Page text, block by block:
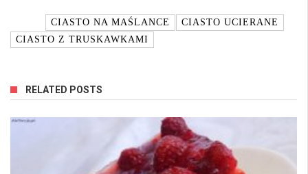
CIASTO NA MAŚLANCE
CIASTO UCIERANE
CIASTO Z TRUSKAWKAMI
RELATED POSTS